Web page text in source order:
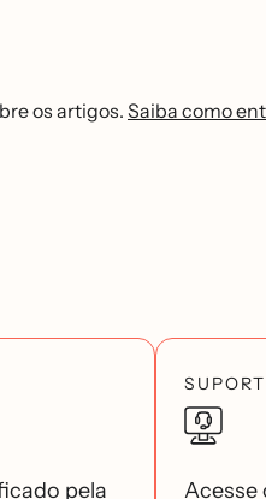
os artigos. Saiba como
pela Acesse